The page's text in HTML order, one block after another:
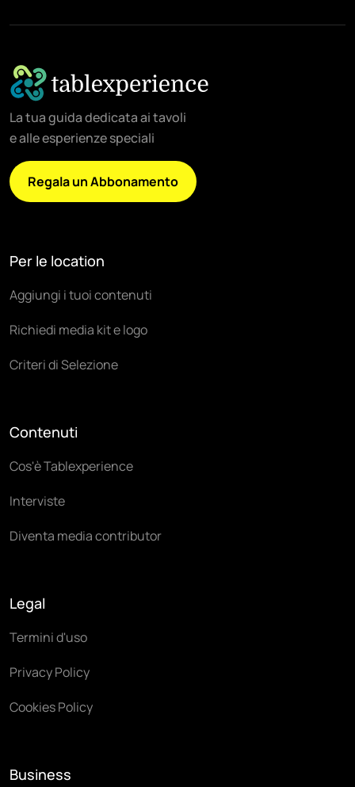
La tua guida dedicata ai tavoli
e alle esperienze speciali
Regala un Abbonamento
Per le location
Aggiungi i tuoi contenuti
Richiedi media kit e logo
Criteri di Selezione
Contenuti
Cos'è Tablexperience
Interviste
Diventa media contributor
Legal
Termini d'uso
Privacy Policy
Cookies Policy
Business